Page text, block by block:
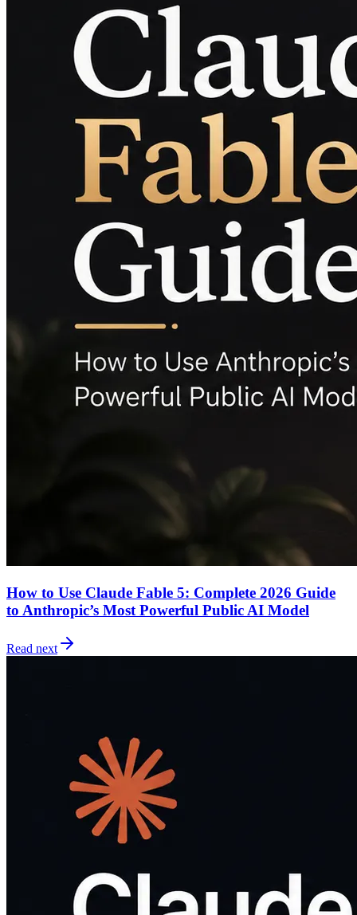
How to Use Claude Fable 5: Complete 2026 Guide
to Anthropic’s Most Powerful Public AI Model
Read next